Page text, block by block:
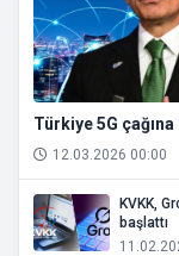
Türkiye 5G çağına
12.03.2026 00:00
KVKK,
başlattı